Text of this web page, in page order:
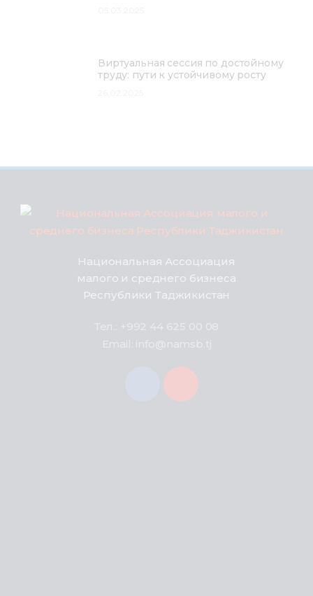
Виртуальная сессия по достойному
труду: пути к устойчивому росту
Национальная Ассоциация
малого и среднего бизнеса
Республики Таджикистан